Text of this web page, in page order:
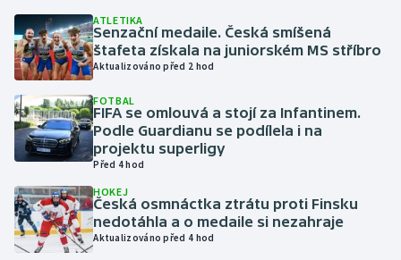
Házená
Jezdectví
Judo
Krasobruslení
Lezení
Lyže a snowboard
ATLETIKA
Senzační medaile. Česká smíšená
štafeta získala na juniorském MS stříbro
Aktualizováno před 2 hod
FOTBAL
FIFA se omlouvá a stojí za Infantinem.
Podle Guardianu se podílela i na
projektu superligy
Před 4 hod
HOKEJ
Česká osmnáctka ztrátu proti Finsku
nedotáhla a o medaile si nezahraje
Aktualizováno před 4 hod